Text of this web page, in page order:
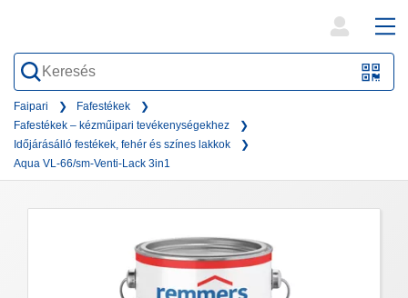
QR-
form
Faipari
Fafestékek
Fafestékek – kézműipari tevékenységekhez
Időjárásálló festékek, fehér és színes lakkok
Aqua VL-66/sm-Venti-Lack 3in1